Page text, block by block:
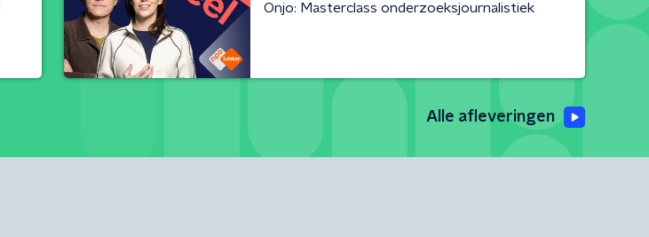
Onjo: Masterclass onderzoeksjournalistiek
Alle afleveringen